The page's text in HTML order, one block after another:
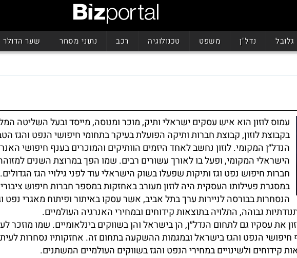
גלובל נדל"ן משפט טכנולוגיה רכב נתוני מסחר שער הדולר
עמוס לוזון הוא איש עסקים ישראלי ותיק, מוכר ומנוסה, מייסד ובעל השליטה
בקבוצת לוזון, קבוצת חברות ותיקה הפועלת בעיקר בתחומי חיפושי הנפט והגז
הנדל״ן המקומי. לוזון נחשב לאחד היזמים הוותיקים והמוכרים בענף חיפושי
הישראלי המקומי, ופעל בו לאורך עשורים רבים. שמו הפך במרוצת השנים
חברות חיפוש נפט וגז ותיקות שפעלו בשוק הישראלי עוד לפני גילויי הגז הגדולים.
במסגרת פעילותו העסקית היה לוזון מעורב באחזקות במספר חברות חיפוש
הנסחרות בבורסה לניירות ערך בתל אביב, אשר עסקו באיתור ופיתוח מאגרי נפט
גבוהה, התלויה בתוצאות קידוחים ובמחירי האנרגיה העולמיים.
את עסקיו גם לתחום הנדל״ן, הן בישראל והן בשווקים בינלאומיים. שמו מוזכר
חיפושי הנפט והגז בישראל ובמגמות ההשקעה בתחום זה. אחזקותיו נסחרות
קידוחים ולשינויים במחירי הנפט והגז בשווקים העולמיים המשתנים.